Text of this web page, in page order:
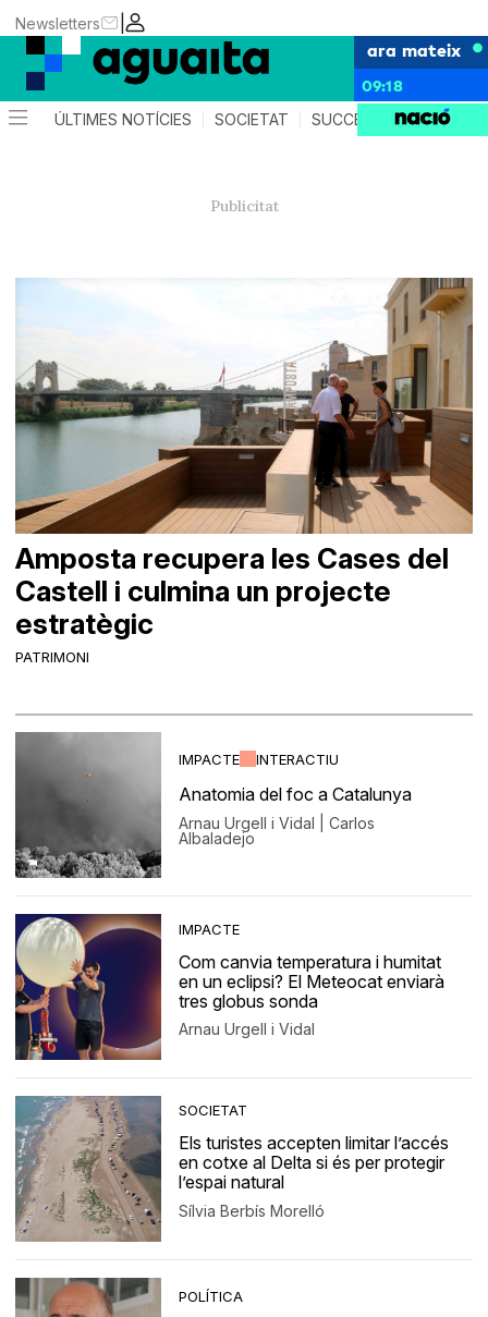
|
Newsletters
ara mateix
09:18
ÚLTIMES NOTÍCIES SOCIETAT SUCCESSOS AGENDA
PATRIMONI
Amposta recupera les Cases del
Castell i culmina un projecte
estratègic
IMPACTE INTERACTIU
Anatomia del foc a Catalunya
Arnau Urgell i Vidal | Carlos
Albaladejo
IMPACTE
Com canvia temperatura i humitat
en un eclipsi? El Meteocat enviarà
tres globus sonda
Arnau Urgell i Vidal
SOCIETAT
Els turistes accepten limitar l’accés
en cotxe al Delta si és per protegir
l’espai natural
Sílvia Berbís Morelló
POLÍTICA